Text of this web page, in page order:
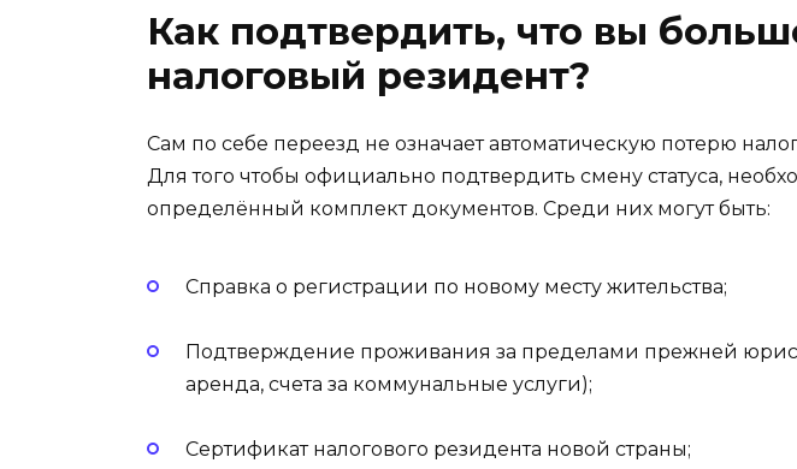
Как подтвердить, что вы
налоговый резидент?
Сам по себе переезд не означает автоматическую потерю
Для того чтобы официально подтвердить смену статуса,
определённый комплект документов. Среди них могут быть:
Справка о регистрации по новому месту жительства;
Подтверждение проживания за пределами прежней
аренда, счета за коммунальные услуги);
Сертификат налогового резидента новой страны;